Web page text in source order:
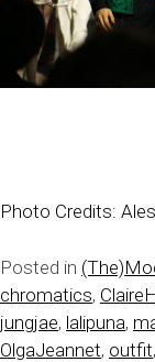
Photo Credits:
Posted in
chromatics,
jungjae, lalipuna,
OlgaJeannet, outfit,